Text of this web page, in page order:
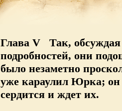
Глава V Так,
подробностей, они
было незаметно
уже караулил Юрка; он
сердится и ждет их.